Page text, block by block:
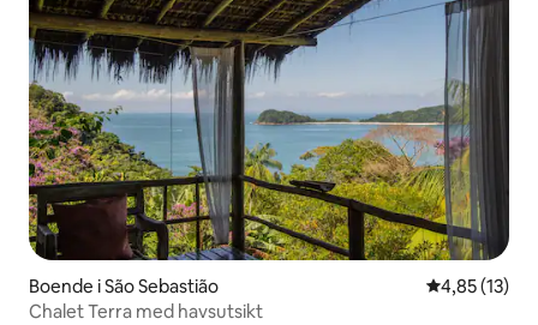
Boende i São Sebastião 4,85 av 5 i
4,85 (13)
Chalet Terra med havsutsikt